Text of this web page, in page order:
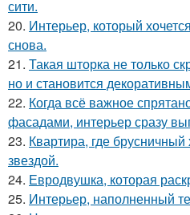
сити.
20. Интерьер, который
снова.
21. Такая шторка не только
но и становится
22. Когда всё важное
фасадами, интерьер сразу
23. Квартира, где
звездой.
24. Евродвушка, которая
25. Интерьер, наполненный